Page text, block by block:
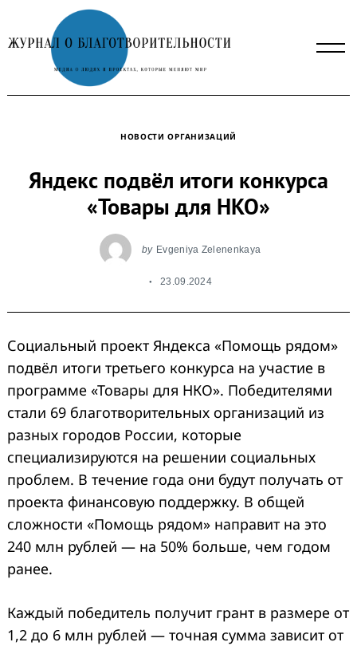
to
content
НОВОСТИ ОРГАНИЗАЦИЙ
Яндекс подвёл итоги конкурса
«Товары для НКО»
by Evgeniya Zelenenkaya
23.09.2024
Социальный проект Яндекса «Помощь рядом»
подвёл итоги третьего конкурса на участие в
программе «Товары для НКО». Победителями
стали 69 благотворительных организаций из
разных городов России, которые
специализируются на решении социальных
проблем. В течение года они будут получать от
проекта финансовую поддержку. В общей
сложности «Помощь рядом» направит на это
240 млн рублей — на 50% больше, чем годом
ранее.
Каждый победитель получит грант в размере от
1,2 до 6 млн рублей — точная сумма зависит от